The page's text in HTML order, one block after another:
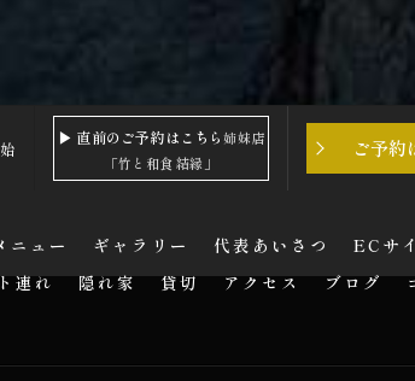
▶ 直前のご予約はこちら姉妹店
「竹と和食 結縁」
ご予約
ニュー ギャラリー 代表あいさつ ECサ
連れ 隠れ家 貸切 アクセス ブログ